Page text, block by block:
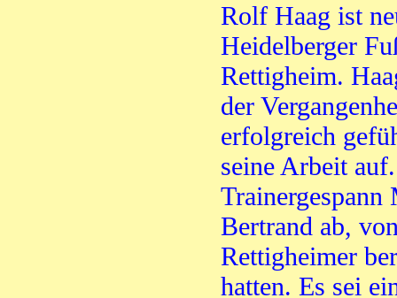
Rolf Haag ist
Heidelberger
Rettigheim.
der
erfolgreich
seine Arbeit
Bertrand ab,
Rettigheimer
hatten. Es sei